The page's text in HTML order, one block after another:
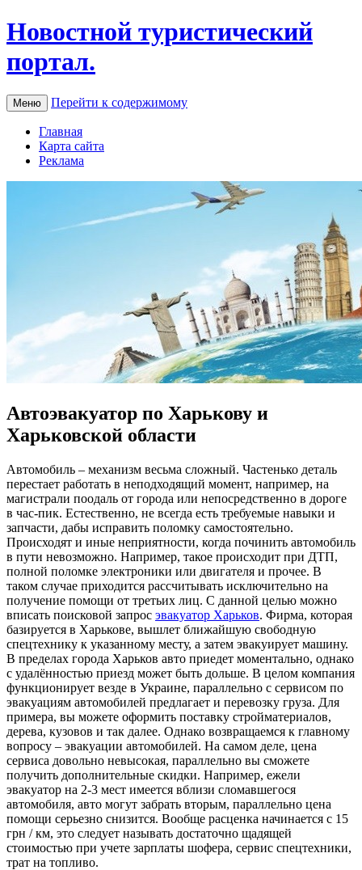
Новостной туристический
портал.
Меню Перейти к содержимому
Главная
Карта сайта
Реклама
Автоэвакуатор по Харькову и
Харьковской области
Aвтoмoбиль – мexaнизм весьма сложный. Частенько деталь
перестает работать в неподходящий момент, например, на
магистрали поодаль от города или непосредственно в дороге
в час-пик. Естественно, не всегда есть требуемые навыки и
запчасти, дабы исправить поломку самостоятельно.
Происходят и иные неприятности, когда починить автомобиль
в пути невозможно. Например, такое происходит при ДТП,
полной поломке электроники или двигателя и прочее. В
таком случае приходится рассчитывать исключительно на
получение помощи от третьих лиц. С данной целью можно
вписать поисковой запрос эвакуатор Харьков. Фирма, которая
базируется в Харькове, вышлет ближайшую свободную
спецтехнику к указанному месту, а затем эвакуирует машину.
В пределах города Харьков авто приедет моментально, однако
с удалённостью приезд может быть дольше. В целом компания
функционирует везде в Украине, параллельно с сервисом по
эвакуациям автомобилей предлагает и перевозку груза. Для
примера, вы можете оформить поставку стройматериалов,
дерева, кузовов и так далее. Однако возвращаемся к главному
вопросу – эвакуации автомобилей. На самом деле, цена
сервиса довольно невысокая, параллельно вы сможете
получить дополнительные скидки. Например, ежели
эвакуатор на 2-3 мест имеется вблизи сломавшегося
автомобиля, авто могут забрать вторым, параллельно цена
помощи серьезно снизится. Вообще расценка начинается с 15
грн / км, это следует называть достаточно щадящей
стоимостью при учете зарплаты шофера, сервис спецтехники,
трат на топливо.